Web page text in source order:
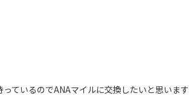
ているのでANAマイルに交換したいと思います